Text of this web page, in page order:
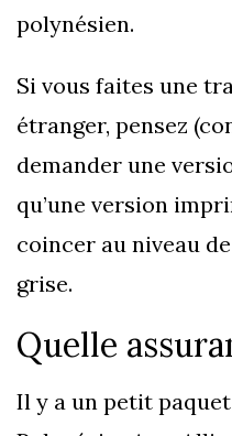
polynésien.
Si vous faites une
étranger, pensez
demander une
qu’une version
coincer au niveau
grise.
Quelle
Il y a un petit paquet